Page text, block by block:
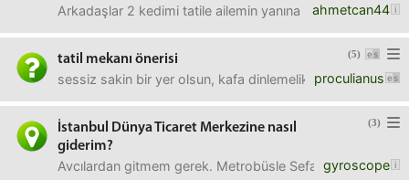
ahmetcan44
Arkadaşlar 2 kedimi tatile ailemin yanına getirdim.
(5)
tatil mekanı önerisi
proculianus
sessiz sakin bir yer olsun, kafa dinlemelik yani.denizi
(3)
İstanbul Dünya Ticaret Merkezine nasıl
giderim?
gyroscope
Avcılardan gitmem gerek. Metrobüsle Sefaköy ya da